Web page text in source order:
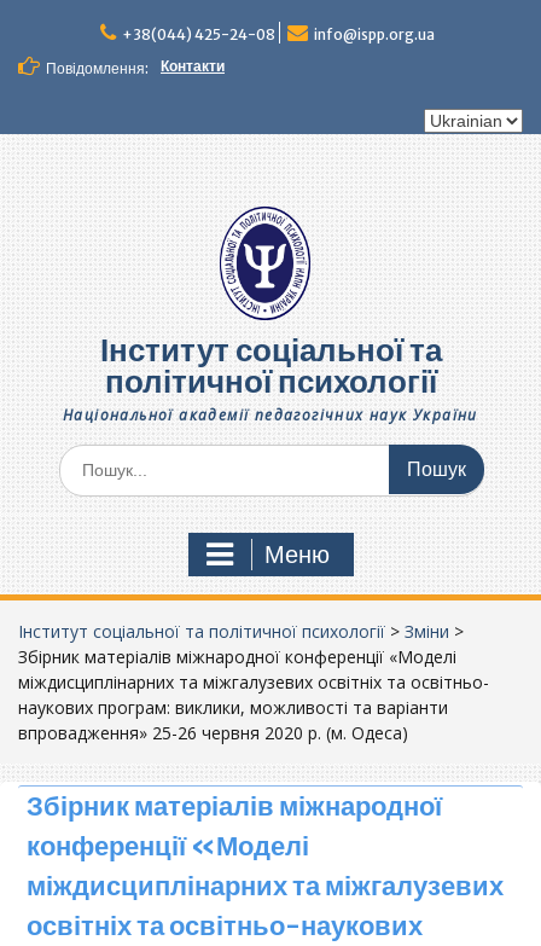
вмісту
+38(044) 425-24-08
info@ispp.org.ua
Повідомлення:
Контакти
Вибрати
Інститут соціальної та
політичної психології
Національної академії педагогічних наук України
Шукати:
Меню
Інститут соціальної та політичної психології > Зміни >
Збірник матеріалів міжнародної конференції «Моделі
міждисциплінарних та міжгалузевих освітніх та освітньо-
наукових програм: виклики, можливості та варіанти
впровадження» 25-26 червня 2020 р. (м. Одеса)
Збірник матеріалів міжнародної
конференції «Моделі
міждисциплінарних та міжгалузевих
освітніх та освітньо-наукових